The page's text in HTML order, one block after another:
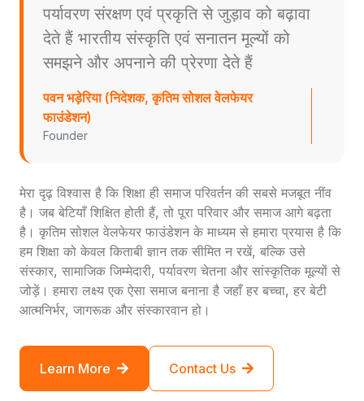
पर्यावरण संरक्षण एवं प्रकृति से जुड़ाव को बढ़ावा
देते हैं भारतीय संस्कृति एवं सनातन मूल्यों को
समझने और अपनाने की प्रेरणा देते हैं
पवन भड़ेरिया (निदेशक, कृतिम सोशल वेलफेयर
फाउंडेशन)
Founder
मेरा दृढ़ विश्वास है कि शिक्षा ही समाज परिवर्तन की सबसे मजबूत नींव
है। जब बेटियाँ शिक्षित होती हैं, तो पूरा परिवार और समाज आगे बढ़ता
है। कृतिम सोशल वेलफेयर फाउंडेशन के माध्यम से हमारा प्रयास है कि
हम शिक्षा को केवल किताबी ज्ञान तक सीमित न रखें, बल्कि उसे
संस्कार, सामाजिक जिम्मेदारी, पर्यावरण चेतना और सांस्कृतिक मूल्यों से
जोड़ें। हमारा लक्ष्य एक ऐसा समाज बनाना है जहाँ हर बच्चा, हर बेटी
आत्मनिर्भर, जागरूक और संस्कारवान हो।
Learn More Contact Us